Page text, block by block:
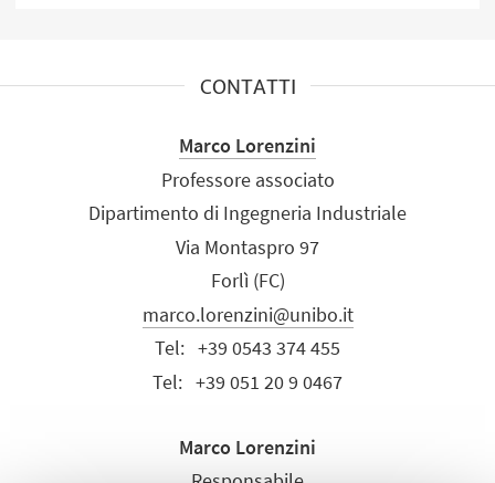
CONTATTI
Marco Lorenzini
Professore associato
Dipartimento di Ingegneria Industriale
Via Montaspro 97
Forlì (FC)
marco.lorenzini@unibo.it
Tel: +39 0543 374 455
Tel: +39 051 20 9 0467
Marco Lorenzini